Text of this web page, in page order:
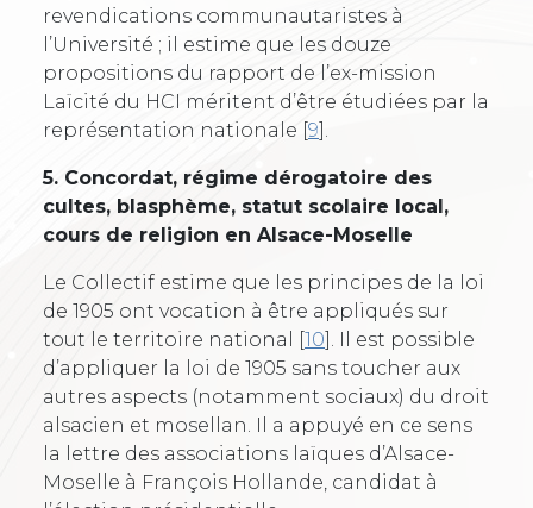
revendications communautaristes à
l’Université ; il estime que les douze
propositions du rapport de l’ex-mission
Laïcité du HCI méritent d’être étudiées par la
représentation nationale [9]
5. Concordat, régime dérogatoire des
cultes, blasphème, statut scolaire local,
cours de religion en Alsace-Moselle
Le Collectif estime que les principes de la loi
de 1905 ont vocation à être appliqués sur
tout le territoire national
[10]
. Il est possible
d’appliquer la loi de 1905 sans toucher aux
autres aspects (notamment sociaux) du droit
alsacien et mosellan. Il a appuyé en ce sens
la lettre des associations laïques d’Alsace-
Moselle à François Hollande, candidat à